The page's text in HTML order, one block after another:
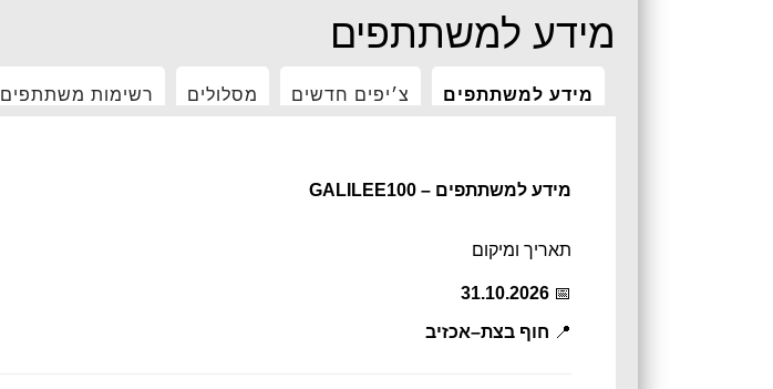
מידע למשתתפים
מידע למשתתפים צ׳יפים חדשים מסלולים רשימות משתתפים
מידע למשתתפים – GALILEE100
תאריך ומיקום
📅
31.10.2026
📍 חוף בצת–אכזיב